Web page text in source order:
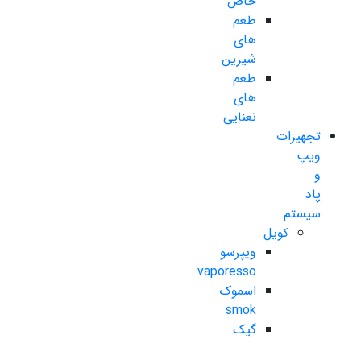
طعم
های
شیرین
طعم
های
نعنایی
تجهیزات
ویپ
و
پاد
سیستم
کویل
ویپرسو
vaporesso
اسموک
smok
گیک